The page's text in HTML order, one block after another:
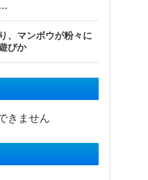
…
、マンボウが粉々に
びか
きません